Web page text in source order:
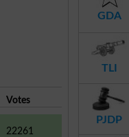
Votes
22261
GDA
TLI
PJDP